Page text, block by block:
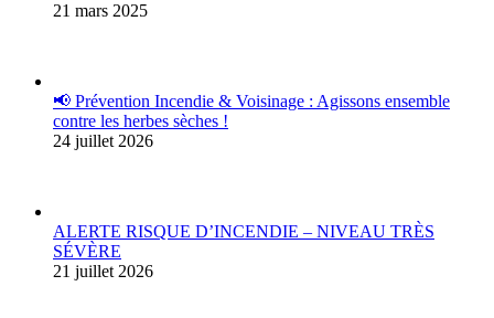
21 mars 2025
📢 Prévention Incendie & Voisinage : Agissons ensemble
contre les herbes sèches !
24 juillet 2026
ALERTE RISQUE D’INCENDIE – NIVEAU TRÈS
SÉVÈRE
21 juillet 2026